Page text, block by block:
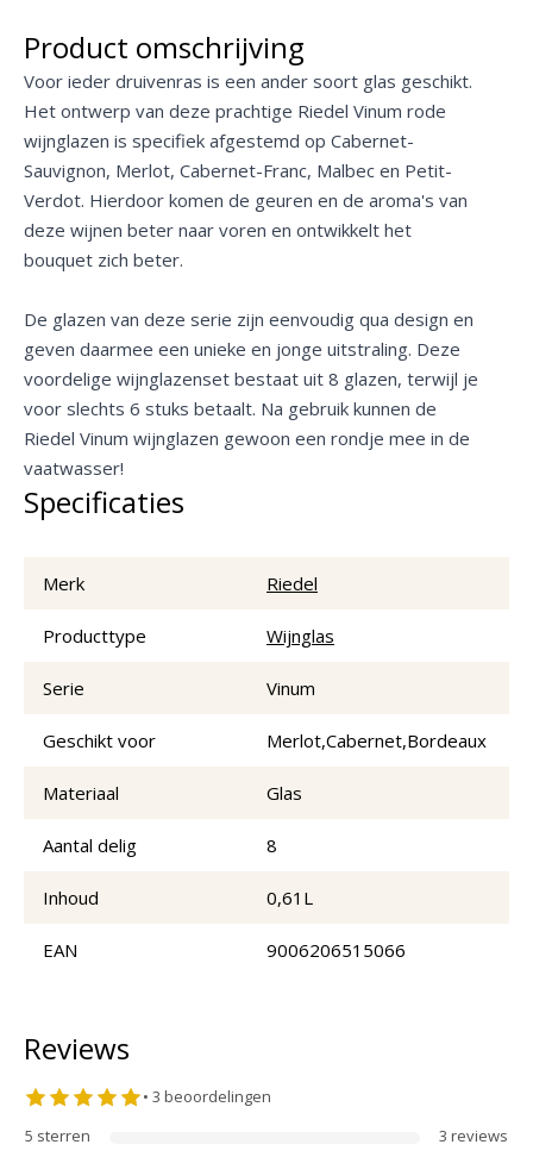
Product omschrijving
Voor ieder druivenras is een ander soort glas geschikt.
Het ontwerp van deze prachtige Riedel Vinum rode
wijnglazen is specifiek afgestemd op Cabernet-
Sauvignon, Merlot, Cabernet-Franc, Malbec en Petit-
Verdot. Hierdoor komen de geuren en de aroma's van
deze wijnen beter naar voren en ontwikkelt het
bouquet zich beter.
De glazen van deze serie zijn eenvoudig qua design en
geven daarmee een unieke en jonge uitstraling. Deze
voordelige wijnglazenset bestaat uit 8 glazen, terwijl je
voor slechts 6 stuks betaalt. Na gebruik kunnen de
Riedel Vinum wijnglazen gewoon een rondje mee in de
vaatwasser!
Specificaties
Merk Riedel
Producttype Wijnglas
Serie Vinum
Geschikt voor Merlot,Cabernet,Bordeaux
Materiaal Glas
Aantal delig 8
Inhoud 0,61L
EAN 9006206515066
Reviews
• 3 beoordelingen
5 sterren 3 reviews